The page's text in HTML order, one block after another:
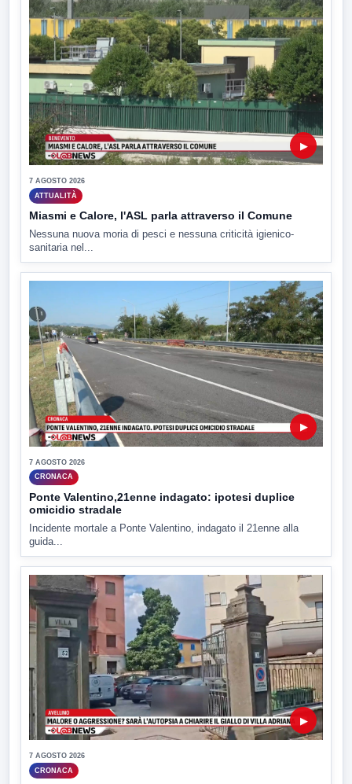
▶
7 AGOSTO 2026
ATTUALITÀ
Miasmi e Calore, l'ASL parla attraverso il Comune
Nessuna nuova moria di pesci e nessuna criticità igienico-
sanitaria nel...
▶
7 AGOSTO 2026
CRONACA
Ponte Valentino,21enne indagato: ipotesi duplice
omicidio stradale
Incidente mortale a Ponte Valentino, indagato il 21enne alla
guida...
▶
7 AGOSTO 2026
CRONACA